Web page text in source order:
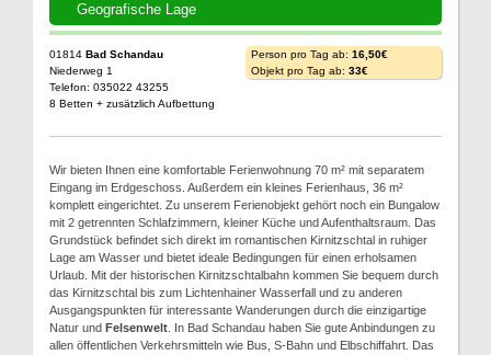
Geografische Lage
01814 Bad Schandau
Niederweg 1
Telefon: 035022 43255
8 Betten + zusätzlich Aufbettung
Person pro Tag ab: 16,50€
Objekt pro Tag ab: 33€
Wir bieten Ihnen eine komfortable Ferienwohnung 70 m² mit separatem
Eingang im Erdgeschoss. Außerdem ein kleines Ferienhaus, 36 m²
komplett eingerichtet. Zu unserem Ferienobjekt gehört noch ein Bungalow
mit 2 getrennten Schlafzimmern, kleiner Küche und Aufenthaltsraum. Das
Grundstück befindet sich direkt im romantischen Kirnitzschtal in ruhiger
Lage am Wasser und bietet ideale Bedingungen für einen erholsamen
Urlaub. Mit der historischen Kirnitzschtalbahn kommen Sie bequem durch
das Kirnitzschtal bis zum Lichtenhainer Wasserfall und zu anderen
Ausgangspunkten für interessante Wanderungen durch die einzigartige
Natur und Felsenwelt . In Bad Schandau haben Sie gute Anbindungen zu
allen öffentlichen Verkehrsmitteln wie Bus, S-Bahn und Elbschiffahrt. Das